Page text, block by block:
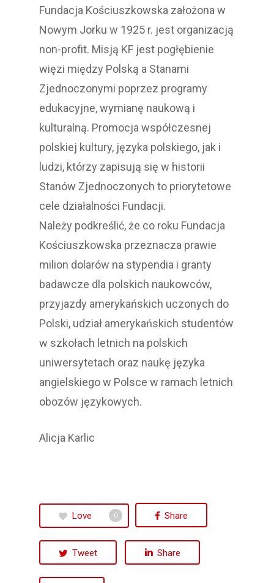
Fundacja Kościuszkowska założona w
Nowym Jorku w 1925 r. jest organizacją
non-profit. Misją KF jest pogłębienie
więzi między Polską a Stanami
Zjednoczonymi poprzez programy
edukacyjne, wymianę naukową i
kulturalną. Promocja współczesnej
polskiej kultury, języka polskiego, jak i
ludzi, którzy zapisują się w historii
Stanów Zjednoczonych to priorytetowe
cele działalności Fundacji.
Należy podkreślić, że co roku Fundacja
Kościuszkowska przeznacza prawie
milion dolarów na stypendia i granty
badawcze dla polskich naukowców,
przyjazdy amerykańskich uczonych do
Polski, udział amerykańskich studentów
w szkołach letnich na polskich
uniwersytetach oraz naukę języka
angielskiego w Polsce w ramach letnich
obozów językowych.
Alicja Karlic
Love 0 Share
Tweet Share